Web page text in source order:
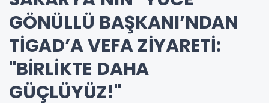
GÖNÜLLÜ BAŞKANI’NDAN
TİGAD’A VEFA ZİYARETİ:
"BİRLİKTE DAHA
GÜÇLÜYÜZ!"